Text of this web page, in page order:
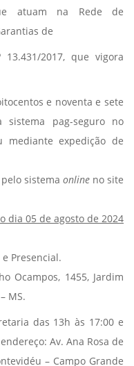
atuam na Rede de
de
2017, que vigora
e noventa e sete
sistema pag-seguro no
expedição de
sistema online no site
dia 05 de agosto de 2024
Presencial.
Ocampos, 1455, Jardim
MS.
das 13h às 17:00 e
Av. Ana Rosa de
– Campo Grande